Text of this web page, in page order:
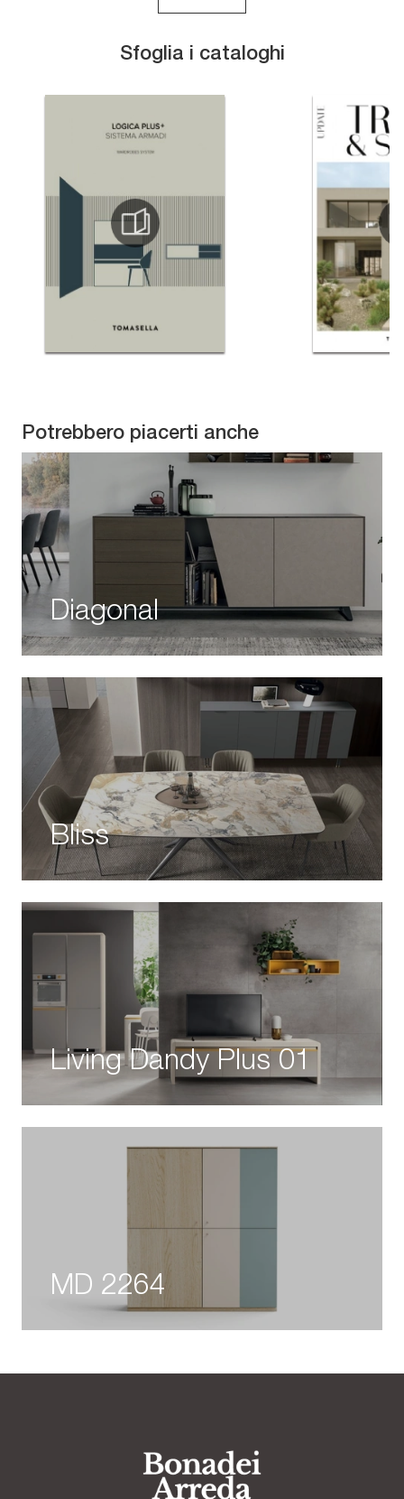
Sfoglia i cataloghi
Potrebbero piacerti anche
Diagonal
Bliss
Living Dandy Plus 01
MD 2264